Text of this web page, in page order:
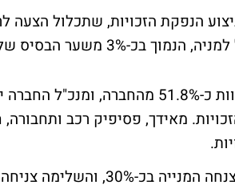
הנפקת הזכויות, שתכלול הצעה
בעלי השליטה בחברה, המחזיקים במניות המהוות כ-
הזכויות. מאידך, פסיפיק רכב